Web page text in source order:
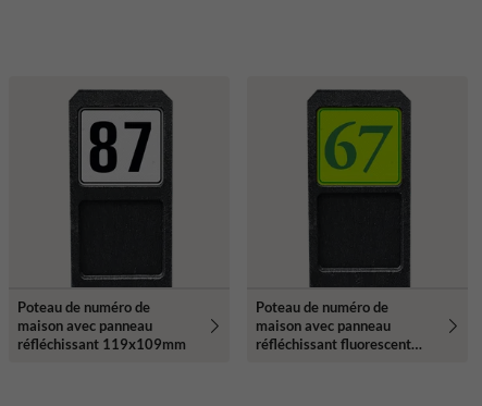
Poteau de numéro de
maison avec panneau
réfléchissant 119x109mm
Poteau de numéro de
maison avec panneau
réfléchissant fluorescent